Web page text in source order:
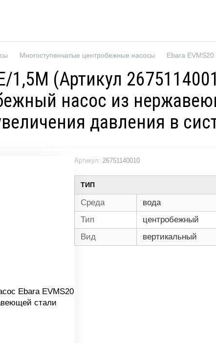
Многоступенчатые центробежные насосы
E/1,5M (Артикул
насос из
давления в
Артикул: 26751140010
ТИП
Среда
вода
Тип
центробежный
Вид
вертикальный